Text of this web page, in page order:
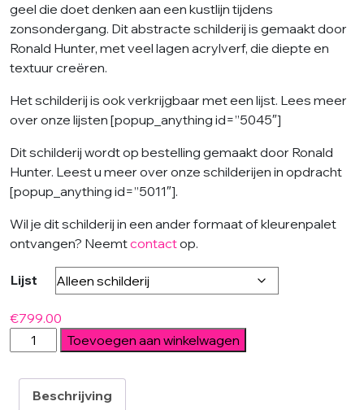
geel die doet denken aan een kustlijn tijdens
zonsondergang. Dit abstracte schilderij is gemaakt door
Ronald Hunter, met veel lagen acrylverf, die diepte en
textuur creëren.
Het schilderij is ook verkrijgbaar met een lijst. Lees meer
over onze lijsten [popup_anything id=”5045″]
Dit schilderij wordt op bestelling gemaakt door Ronald
Hunter. Leest u meer over onze schilderijen in opdracht
[popup_anything id=”5011″].
Wil je dit schilderij in een ander formaat of kleurenpalet
ontvangen? Neemtcontactop.
Lijst
€799.00
Warm
Red
Landscape
aantal
Toevoegen aan winkelwagen
Beschrijving